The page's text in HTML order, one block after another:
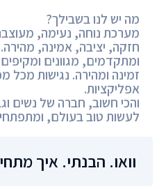
מה יש לנו בשבילך?
מערכת נוחה, נעימה, מעוצבת
חזקה, יציבה, אמינה,
ומתקדמים, מגוונים
זמינה ומהירה. נגישות מכל
אפליקציות.
והכי חשוב, חברה של נשים
לעשות טוב בעולם,
וואו. הבנתי. איך